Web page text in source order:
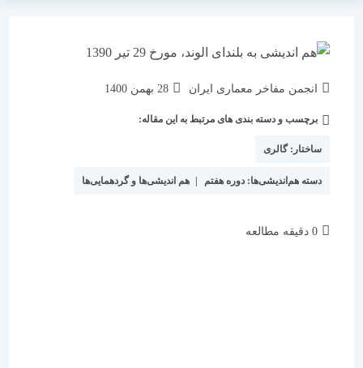
انجمن مفاخر معماری ایران
نوشته
شده
28 بهمن 1400
برچسب و دسته بندی های مرتبط به این مقاله:
ساختار:گالری
دسته هم‌اندیشی‌ها:دوره هفتم | هم اندیشی‌ها و گردهمایی‌ها